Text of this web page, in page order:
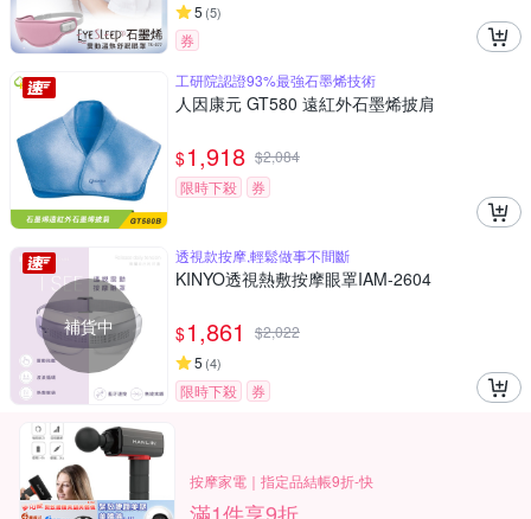
5 (5)
券
工研院認證93%最強石墨烯技術
人因康元 GT580 遠紅外石墨烯披肩
$1,918 $2,084
限時下殺
券
補貨中
透視款按摩,輕鬆做事不間斷
KINYO透視熱敷按摩眼罩IAM-2604
$1,861 $2,022
5 (4)
限時下殺 券
按摩家電｜指定品結帳9折-快